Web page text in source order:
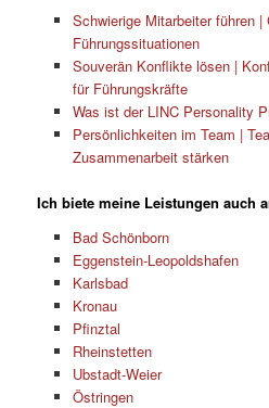
Schwierige Mitarbeiter führen
Führungssituationen
Souverän Konflikte lösen |
für Führungskräfte
Was ist der LINC Personality
Persönlichkeiten im Team |
Zusammenarbeit stärken
Ich biete meine Leistungen auch
Bad Schönborn
Eggenstein-Leopoldshafen
Karlsbad
Kronau
Pfinztal
Rheinstetten
Ubstadt-Weier
Östringen